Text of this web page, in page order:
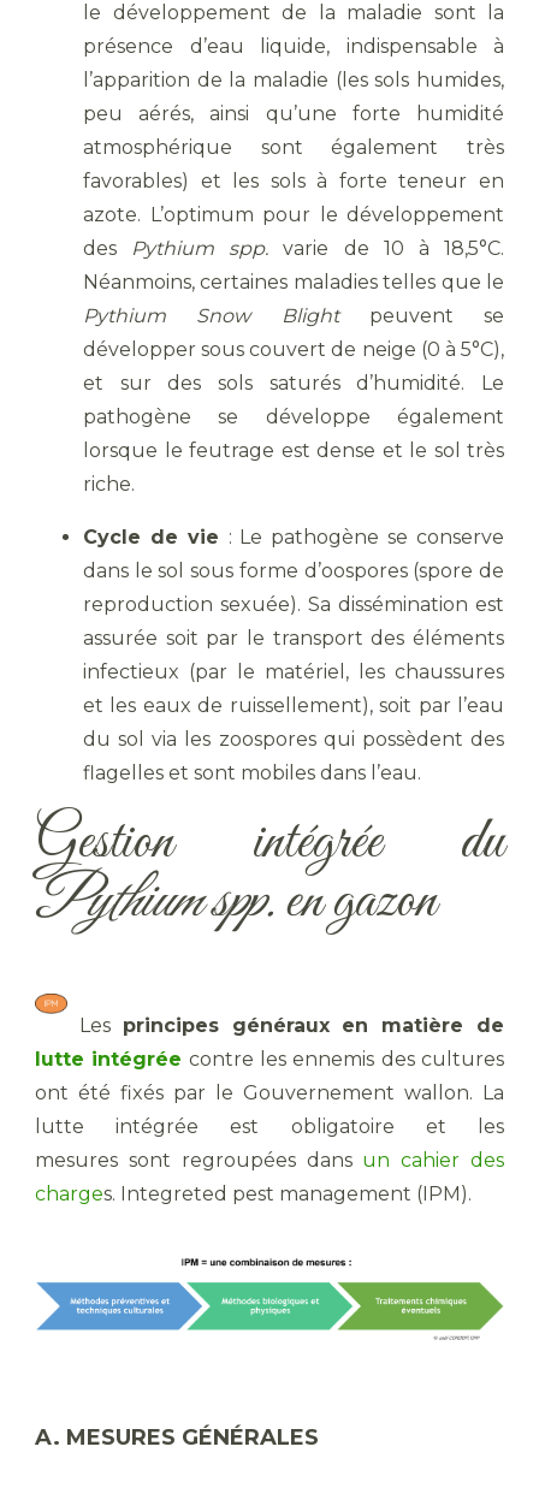
le développement de la maladie sont la
présence d’eau liquide, indispensable à
l’apparition de la maladie (les sols humides,
peu aérés, ainsi qu’une forte humidité
atmosphérique sont également très
favorables) et les sols à forte teneur en
azote. L’optimum pour le développement
des Pythium spp. varie de 10 à 18,5°C.
Néanmoins, certaines maladies telles que le
Pythium Snow Blightpeuvent se
développer sous couvert de neige (0 à 5°C),
et sur des sols saturés d’humidité. Le
pathogène se développe également
lorsque le feutrage est dense et le sol très
riche.
Cycle de vie : Le pathogène se conserve
dans le sol sous forme d’oospores (spore de
reproduction sexuée). Sa dissémination est
assurée soit par le transport des éléments
infectieux (par le matériel, les chaussures
et les eaux de ruissellement), soit par l’eau
du sol via les zoospores qui possèdent des
flagelles et sont mobiles dans l’eau.
Gestion intégrée du
Pythium spp.en gazon
​ Les principes généraux en matière de
lutte intégrée contre les ennemis des cultures
ont été fixés par le Gouvernement wallon. La
lutte intégrée est obligatoire et les
mesures sont regroupées dans un cahier des
charges. Integreted pest management (IPM).
A. MESURES GÉNÉRALES